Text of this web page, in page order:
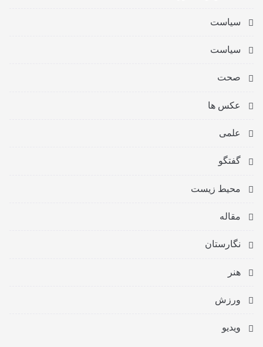
سیاست
سیاست
صحت
عکس ها
علمی
گفتگو
محیط زیست
مقاله
نگارستان
هنر
ورزش
ویدیو